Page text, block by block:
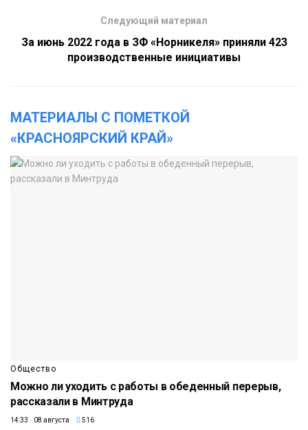
Следующий материал
За июнь 2022 года в ЗФ «Норникеля» приняли 423
производственные инициативы
МАТЕРИАЛЫ С ПОМЕТКОЙ
«КРАСНОЯРСКИЙ КРАЙ»
Общество
Можно ли уходить с работы в обеденный перерыв,
рассказали в Минтруда
14:33 08 августа 516